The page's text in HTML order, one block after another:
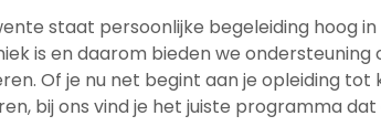
staat persoonlijke begeleiding hoog
is en daarom bieden we
Of je nu net begint aan je opleiding
bij ons vind je het juiste programma